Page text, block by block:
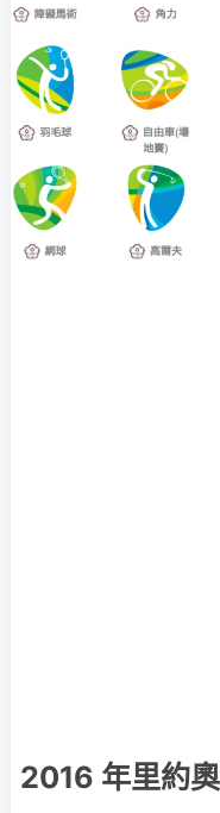
2016 年里約